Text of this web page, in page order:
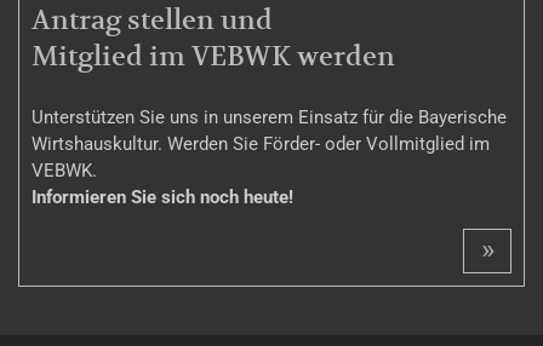
MITGLIEDSCHAFT
Antrag stellen und
Mitglied im VEBWK werden
Unterstützen Sie uns in unserem Einsatz für die Bayerische
Wirtshauskultur. Werden Sie Förder- oder Vollmitglied im
VEBWK.
Informieren Sie sich noch heute!
»